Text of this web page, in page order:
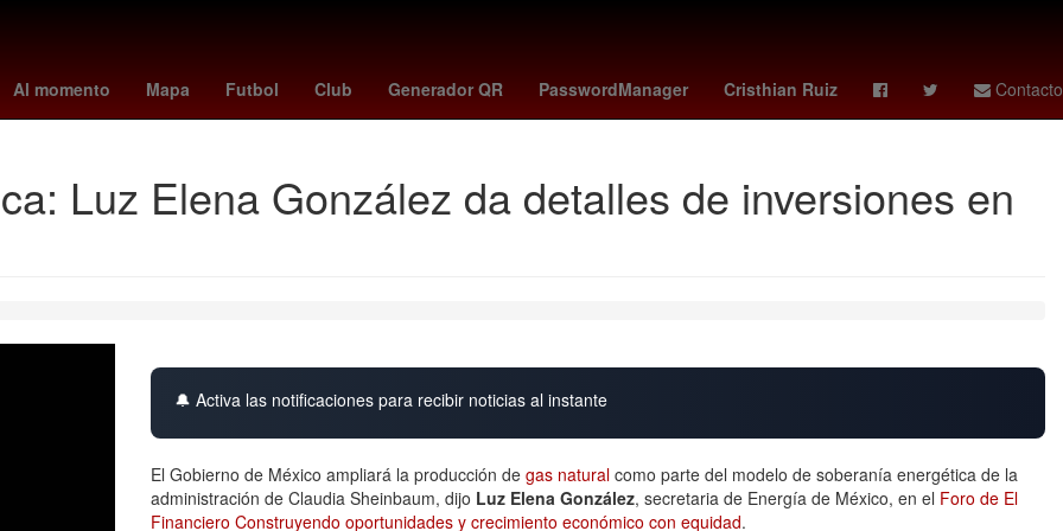
Al momento Mapa Futbol Club Generador QR PasswordManager Cristhian Ruiz Contacto
toluca vs santos Germán Berterame Rogelio Funes Mori mexico vs Star Wars Puebla de Zaragoza
Luz Elena González da detalles de inversiones en
🔔 Activa las notificaciones para recibir noticias al instante
El Gobierno de México ampliará la producción de gas natural como parte del modelo de soberanía energética de la
administración de Claudia Sheinbaum, dijo Luz Elena González, secretaria de Energía de México, en el Foro de El
Financiero Construyendo oportunidades y crecimiento económico con equidad.